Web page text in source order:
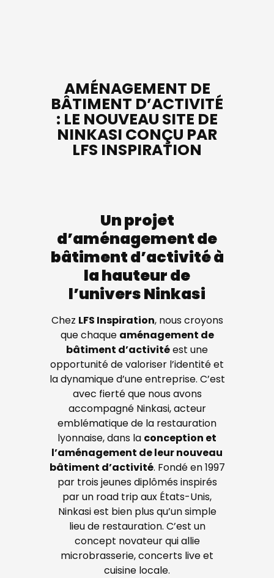
AMÉNAGEMENT DE
BÂTIMENT D’ACTIVITÉ
: LE NOUVEAU SITE DE
NINKASI CONÇU PAR
LFS INSPIRATION
Un projet
d’aménagement de
bâtiment d’activité à
la hauteur de
l’univers Ninkasi
Chez LFS Inspiration, nous croyons
que chaque aménagement de
bâtiment d’activitéest une
opportunité de valoriser l’identité et
la dynamique d’une entreprise. C’est
avec fierté que nous avons
accompagné Ninkasi, acteur
emblématique de la restauration
lyonnaise, dans la conception et
l’aménagement de leur nouveau
bâtiment d’activité. Fondé en 1997
par trois jeunes diplômés inspirés
par un road trip aux États-Unis,
Ninkasi est bien plus qu’un simple
lieu de restauration. C’est un
concept novateur qui allie
microbrasserie, concerts live et
cuisine locale.